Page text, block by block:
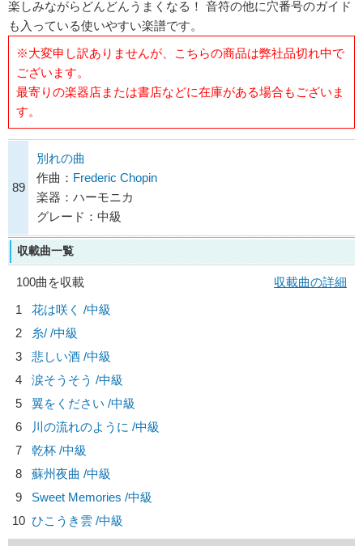
楽しみながらどんどんうまくなる！ 音符の他に穴番号のガイド
も入っている使いやすい楽譜です。
※大変申し訳ありませんが、こちらの商品は弊社品切れ中で
ございます。
最寄りの楽器店または書店などに在庫がある場合もございま
す。
89
別れの曲
作曲： Frederic Chopin
楽器：ハーモニカ
グレード：中級
収載曲一覧
100曲を収載
収載曲の詳細
1
花は咲く /中級
2
糸/ /中級
3
悲しい酒 /中級
4
涙そうそう /中級
5
翼をください /中級
6
川の流れのように /中級
7
乾杯 /中級
8
蘇州夜曲 /中級
9
Sweet Memories /中級
10 ひこうき雲 /中級